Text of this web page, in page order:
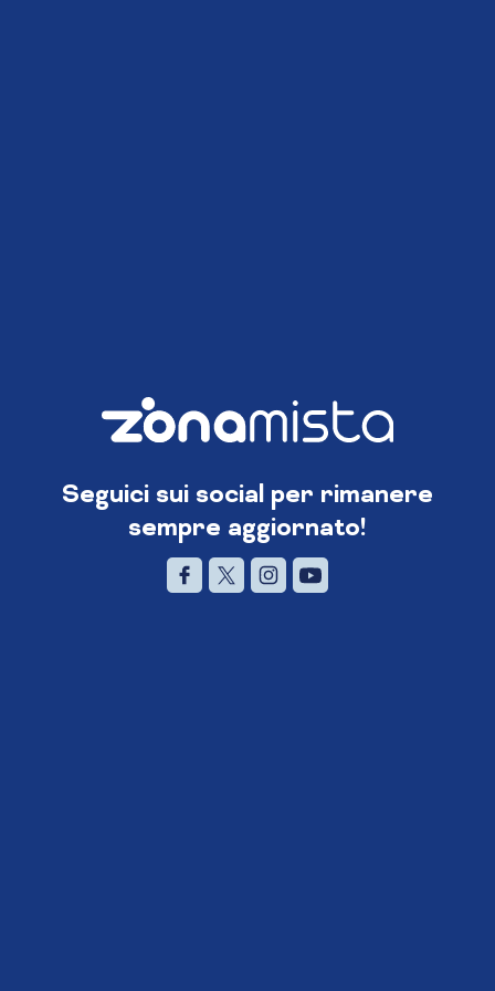
Seguici sui social per rimanere
sempre aggiornato!